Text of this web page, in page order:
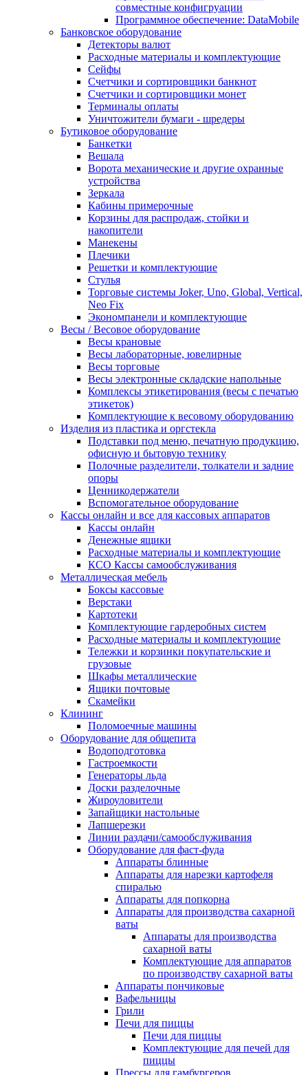
совместные конфигруации
Программное обеспечение: DataMobile
Банковское оборудование
Детекторы валют
Расходные материалы и комплектующие
Сейфы
Счетчики и сортировщики банкнот
Счетчики и сортировщики монет
Терминалы оплаты
Уничтожители бумаги - шредеры
Бутиковое оборудование
Банкетки
Вешала
Ворота механические и другие охранные
устройства
Зеркала
Кабины примерочные
Корзины для распродаж, стойки и
накопители
Манекены
Плечики
Решетки и комплектующие
Стулья
Торговые системы Joker, Uno, Global, Vertical,
Neo Fix
Экономпанели и комплектующие
Весы / Весовое оборудование
Весы крановые
Весы лабораторные, ювелирные
Весы торговые
Весы электронные складские напольные
Комплексы этикетирования (весы с печатью
этикеток)
Комплектующие к весовому оборудованию
Изделия из пластика и оргстекла
Подставки под меню, печатную продукцию,
офисную и бытовую технику
Полочные разделители, толкатели и задние
опоры
Ценникодержатели
Вспомогательное оборудование
Кассы онлайн и все для кассовых аппаратов
Кассы онлайн
Денежные ящики
Расходные материалы и комплектующие
КСО Кассы самообслуживания
Металлическая мебель
Боксы кассовые
Верстаки
Картотеки
Комплектующие гардеробных систем
Расходные материалы и комплектующие
Тележки и корзинки покупательские и
грузовые
Шкафы металлические
Ящики почтовые
Скамейки
Клининг
Поломоечные машины
Оборудование для общепита
Водоподготовка
Гастроемкости
Генераторы льда
Доски разделочные
Жироуловители
Запайщики настольные
Лапшерезки
Линии раздачи/самообслуживания
Оборудование для фаст-фуда
Аппараты блинные
Аппараты для нарезки картофеля
спиралью
Аппараты для попкорна
Аппараты для производства сахарной
ваты
Аппараты для производства
сахарной ваты
Комплектующие для аппаратов
по производству сахарной ваты
Аппараты пончиковые
Вафельницы
Грили
Печи для пиццы
Печи для пиццы
Комплектующие для печей для
пиццы
Прессы для гамбургеров